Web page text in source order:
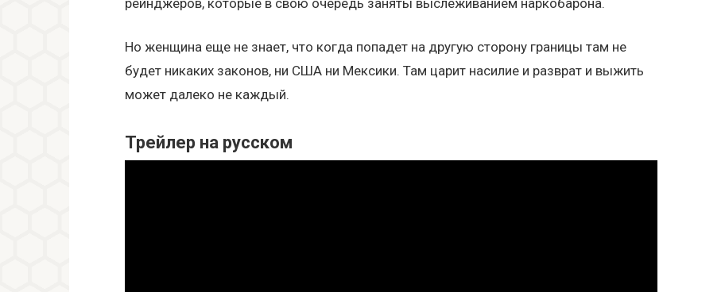
рейнджеров, которые в свою очередь заняты выслеживанием наркобарона.
Но женщина еще не знает, что когда попадет на другую сторону границы там не
будет никаких законов, ни США ни Мексики. Там царит насилие и разврат и выжить
может далеко не каждый.
Трейлер на русском